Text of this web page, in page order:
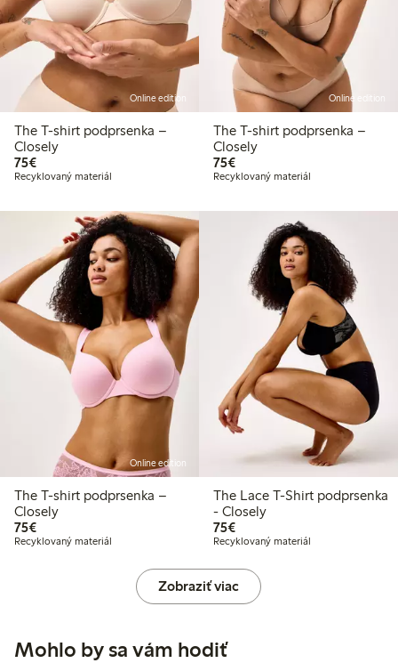
Online edition
The T-shirt podprsenka –
Closely
75€75,00 €
Recyklovaný materiál
Online edition
The T-shirt podprsenka –
Closely
75€75,00 €
Recyklovaný materiál
Online edition
The T-shirt podprsenka –
Closely
75€75,00 €
Recyklovaný materiál
The Lace T-Shirt podprsenka
- Closely
75€75,00 €
Recyklovaný materiál
Zobraziť viac
Mohlo by sa vám hodiť